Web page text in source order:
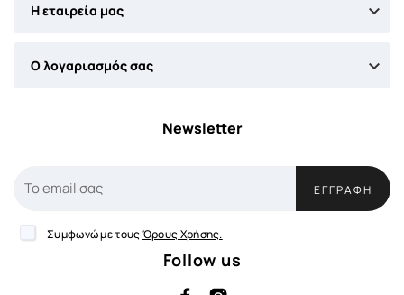
Η εταιρεία μας 
Ο λογαριασμός σας 
Newsletter
ΕΓΓΡΑΦΉ
Συμφωνώ με τους Όρους Χρήσης.
Follow us